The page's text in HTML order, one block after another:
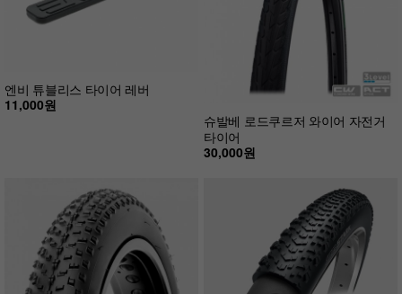
엔비 튜블리스 타이어 레버
11,000원
슈발베 로드쿠르저 와이어 자전거
타이어
30,000원